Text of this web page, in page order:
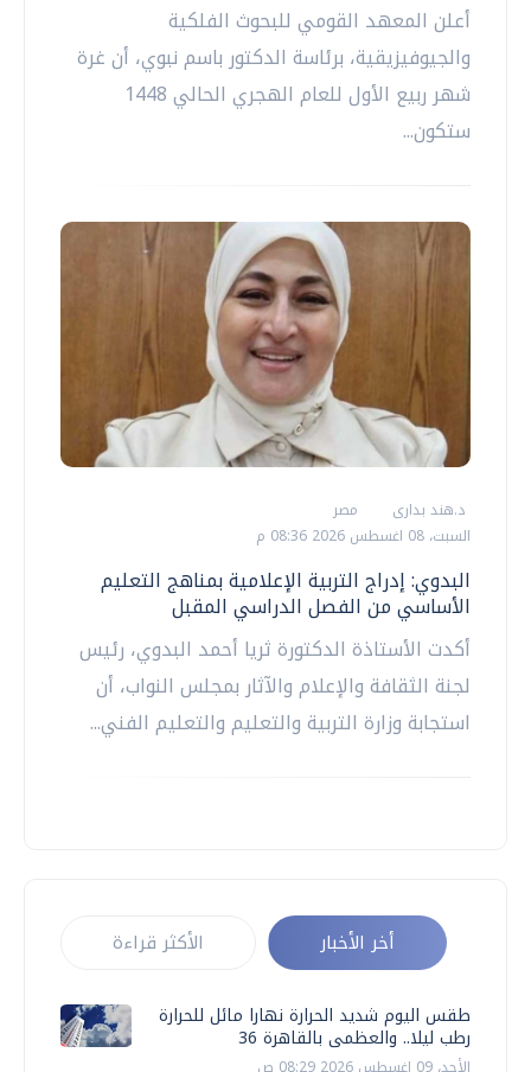
أعلن المعهد القومي للبحوث الفلكية
والجيوفيزيقية، برئاسة الدكتور باسم نبوي، أن غرة
شهر ربيع الأول للعام الهجري الحالي 1448
ستكون...
د.هند بدارى
مصر
السبت، 08 اغسطس 2026 08:36 م
البدوي: إدراج التربية الإعلامية بمناهج التعليم
الأساسي من الفصل الدراسي المقبل
أكدت الأستاذة الدكتورة ثريا أحمد البدوي، رئيس
لجنة الثقافة والإعلام والآثار بمجلس النواب، أن
استجابة وزارة التربية والتعليم والتعليم الفني...
أخر الأخبار الأكثر قراءة
طقس اليوم شديد الحرارة نهارا مائل للحرارة
رطب ليلا.. والعظمى بالقاهرة 36